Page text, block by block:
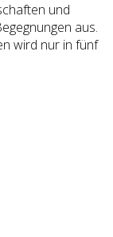
und
aus.
wird nur in fünf